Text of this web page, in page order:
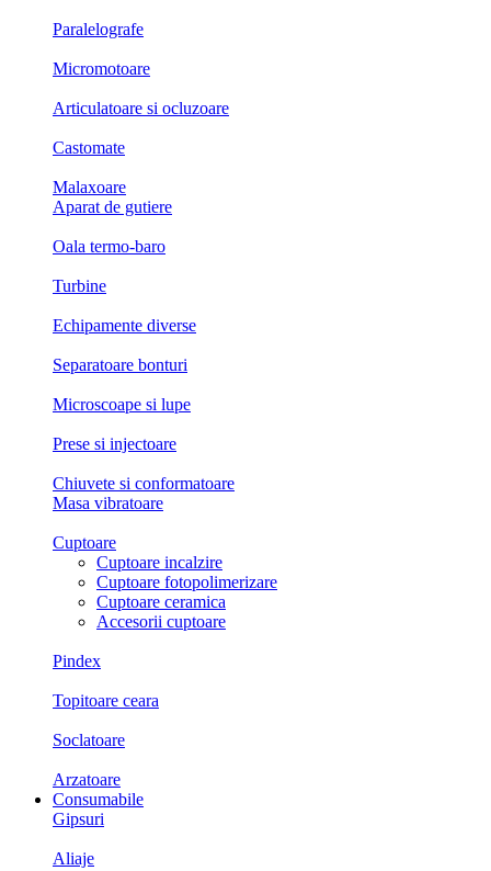
Paralelografe
Micromotoare
Articulatoare si ocluzoare
Castomate
Malaxoare
Aparat de gutiere
Oala termo-baro
Turbine
Echipamente diverse
Separatoare bonturi
Microscoape si lupe
Prese si injectoare
Chiuvete si conformatoare
Masa vibratoare
Cuptoare
Cuptoare incalzire
Cuptoare fotopolimerizare
Cuptoare ceramica
Accesorii cuptoare
Pindex
Topitoare ceara
Soclatoare
Arzatoare
Consumabile
Gipsuri
Aliaje